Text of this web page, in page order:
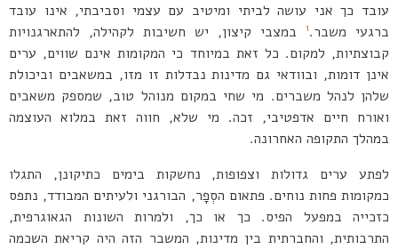
עובד כך אני עושה לביתי ומיטיב עם עצמי וסביבתי, אינו עובד
ברגעי משבר.1
במצבי קיצון, יש חשיבות לקהילה, להתארגנויות
קבוצתיות, למקום. כל זאת במיוחד כי המקומות אינם שווים, ערים
אינן דומות, ובוודאי גם מדינות נבדלות זו מזו, במשאבים וביכולת
שלהן לנהל משברים. מי שחי במקום מנוהל טוב, שמספק משאבים
ואורח חיים אדפטיבי, זכה. מי שלא, חווה זאת במלוא העוצמה
במהלך התקופה האחרונה.
לפתע ערים גדולות וצפופות, נחשקות בימים כתיקונן, התגלו
כמקומות פחות נוחים. פתאום הסְפָר, הבורגני ולעיתים המבודד, נתפס
כזכייה במפעל הפיס. כך או כך, ולמרות השונות הגאוגרפית,
התרבותית, והחברתית בין מדינות, המשבר הזה היה קריאת השכמה